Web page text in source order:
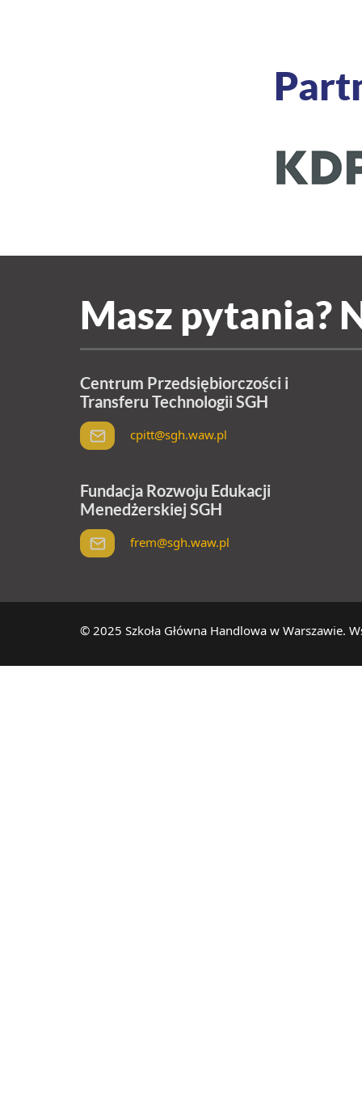
Masz pytania?
Centrum Przedsiębiorczości i
Transferu Technologii SGH
cpitt@sgh.waw.pl
Fundacja Rozwoju Edukacji
Menedżerskiej SGH
frem@sgh.waw.pl
© 2025 Szkoła Główna Handlowa w Warszawie.